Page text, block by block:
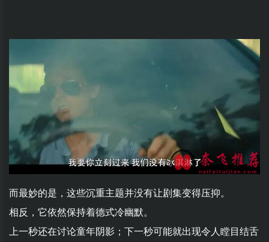
而最妙的是，这些沉重主题并没有让剧集变得压抑。
相反，它依然保持着德式冷幽默。
上一秒还在讨论童年阴影；下一秒可能就出现令人瞠目结舌